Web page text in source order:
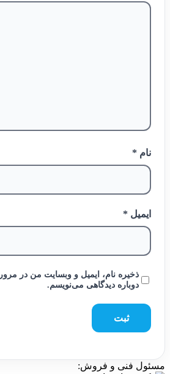
نام*
ایمیل *
ذخیره نام، ایمیل و وبسایت من در
دوباره دیدگاهی می‌نویسم.
مسئول فنی و فروش: